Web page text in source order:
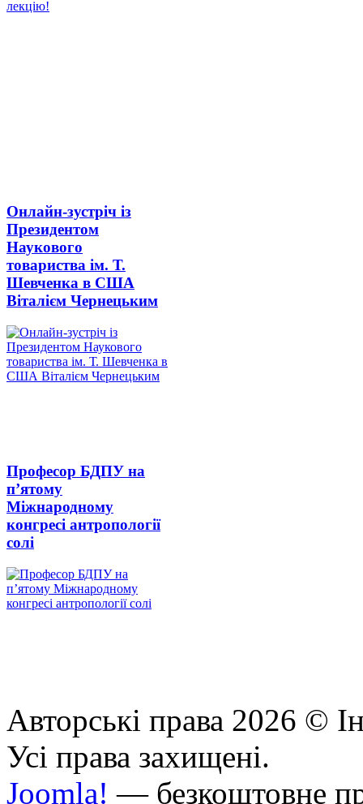
Онлайн-зустріч із
Президентом
Наукового
товариства ім. Т.
Шевченка в США
Віталієм Чернецьким
Професор БДПУ на
п’ятому
Міжнародному
конгресі антропології
солі
Авторські права 2026 ©
Усі права захищені.
Joomla! — безкоштовне